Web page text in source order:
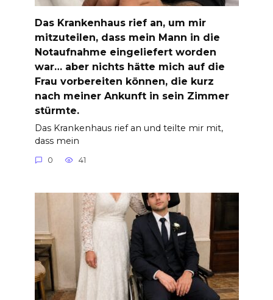
Das Krankenhaus rief an, um mir
mitzuteilen, dass mein Mann in die
Notaufnahme eingeliefert worden
war… aber nichts hätte mich auf die
Frau vorbereiten können, die kurz
nach meiner Ankunft in sein Zimmer
stürmte.
Das Krankenhaus rief an und teilte mir mit,
dass mein
0 41